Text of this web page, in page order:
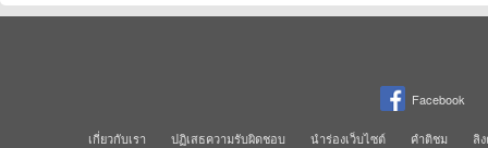
Facebook
เกี่ยวกับเรา ปฏิเสธความรับผิดชอบ นำร่องเว็บไซต์ คำติชม ลิ